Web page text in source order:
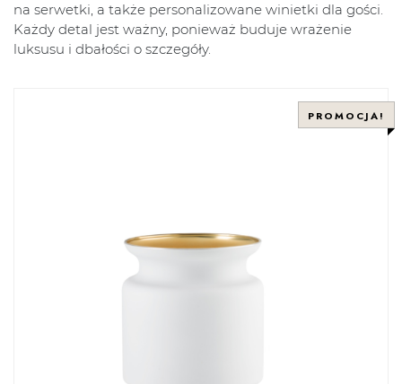
na serwetki, a także personalizowane winietki dla gości.
Każdy detal jest ważny, ponieważ buduje wrażenie
luksusu i dbałości o szczegóły.
PROMOCJA!